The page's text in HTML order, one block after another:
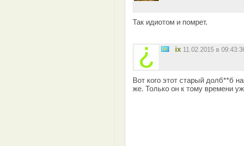
Так идиотом и помрет.
ix 11.02.2015 в
Вот кого этот старый долб**б
же. Только он к тому времени